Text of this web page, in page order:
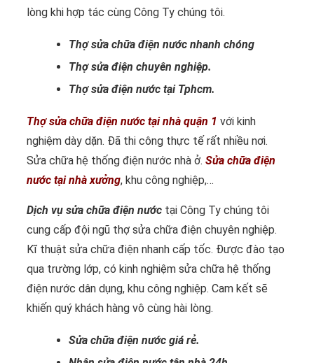
lòng khi hợp tác cùng Công Ty chúng tôi.
Thợ sửa chữa điện nước nhanh chóng
Thợ sửa điện chuyên nghiệp.
Thợ sửa điện nước tại Tphcm.
Thợ sửa chữa điện nước tại nhà quận 1 với kinh
nghiệm dày dặn. Đã thi công thực tế rất nhiều nơi.
Sửa chữa hệ thống điện nước nhà ở. Sửa chữa điện
nước tại nhà xưởng, khu công nghiệp,…
Dịch vụ sửa chữa điện nước tại Công Ty chúng tôi
cung cấp đội ngũ thợ sửa chữa điện chuyên nghiệp.
Kĩ thuật sửa chữa điện nhanh cấp tốc. Được đào tạo
qua trường lớp, có kinh nghiệm sửa chữa hệ thống
điện nước dân dụng, khu công nghiệp. Cam kết sẽ
khiến quý khách hàng vô cùng hài lòng.
Sửa chữa điện nước giá rẻ.